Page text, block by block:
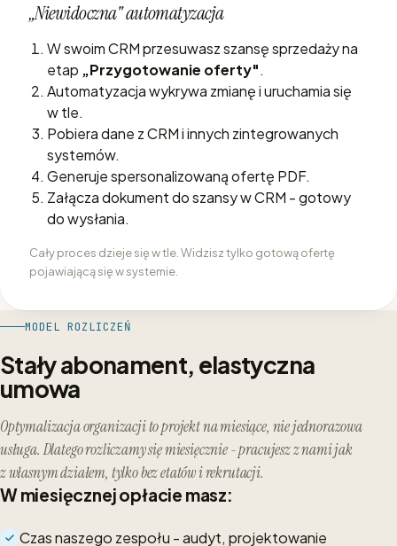
„Niewidoczna" automatyzacja
W swoim CRM przesuwasz szansę sprzedaży na
etap „Przygotowanie oferty".
Automatyzacja wykrywa zmianę i uruchamia się
w tle.
Pobiera dane z CRM i innych zintegrowanych
systemów.
Generuje spersonalizowaną ofertę PDF.
Załącza dokument do szansy w CRM - gotowy
do wysłania.
Cały proces dzieje się w tle. Widzisz tylko gotową ofertę
pojawiającą się w systemie.
MODEL ROZLICZEŃ
Stały abonament, elastyczna
umowa
Optymalizacja organizacji to projekt na miesiące, nie jednorazowa
usługa. Dlatego rozliczamy się miesięcznie - pracujesz z nami jak
z własnym działem, tylko bez etatów i rekrutacji.
W miesięcznej opłacie masz:
Czas naszego zespołu - audyt, projektowanie